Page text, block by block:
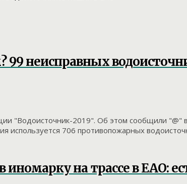
неисправных
"Водоисточник-2019". Об этом сообщили "@"
используется 706 противопожарных
иномарку на трассе в ЕАО: